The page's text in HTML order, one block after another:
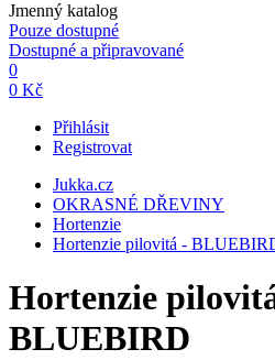
Jmenný katalog
Pouze dostupné
Dostupné a připravované
0
0 Kč
Přihlásit
Registrovat
Jukka.cz
OKRASNÉ DŘEVINY
Hortenzie
Hortenzie pilovitá -
Hortenzie
BLUEBIRD